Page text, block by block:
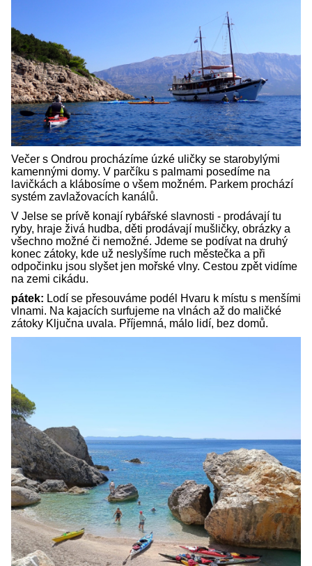
Večer s Ondrou procházíme úzké uličky se starobylými
kamennými domy. V parčíku s palmami posedíme na
lavičkách a klábosíme o všem možném. Parkem prochází
systém zavlažovacích kanálů.
V Jelse se prívě konají rybářské slavnosti - prodávají tu
ryby, hraje živá hudba, děti prodávají mušličky, obrázky a
všechno možné či nemožné. Jdeme se podívat na druhý
konec zátoky, kde už neslyšíme ruch městečka a při
odpočinku jsou slyšet jen mořské vlny. Cestou zpět vidíme
na zemi cikádu.
pátek: Lodí se přesouváme podél Hvaru k místu s menšími
vlnami. Na kajacích surfujeme na vlnách až do maličké
zátoky Ključna uvala. Příjemná, málo lidí, bez domů.